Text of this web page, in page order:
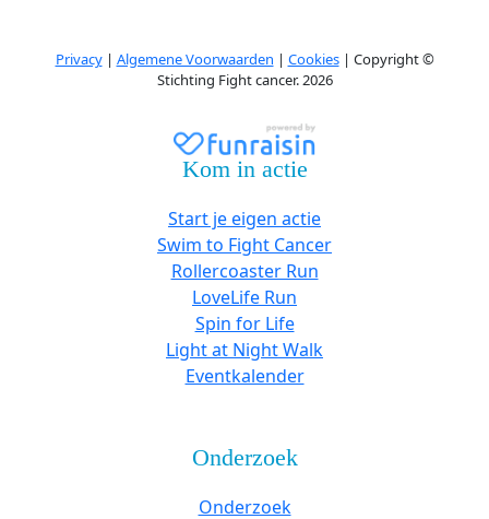
Privacy| Algemene Voorwaarden | Cookies| Copyright ©
Stichting Fight cancer. 2026
Kom in actie
Start je eigen actie
Swim to Fight Cancer
Rollercoaster Run
LoveLife Run
Spin for Life
Light at Night Walk
Eventkalender
Onderzoek
Onderzoek